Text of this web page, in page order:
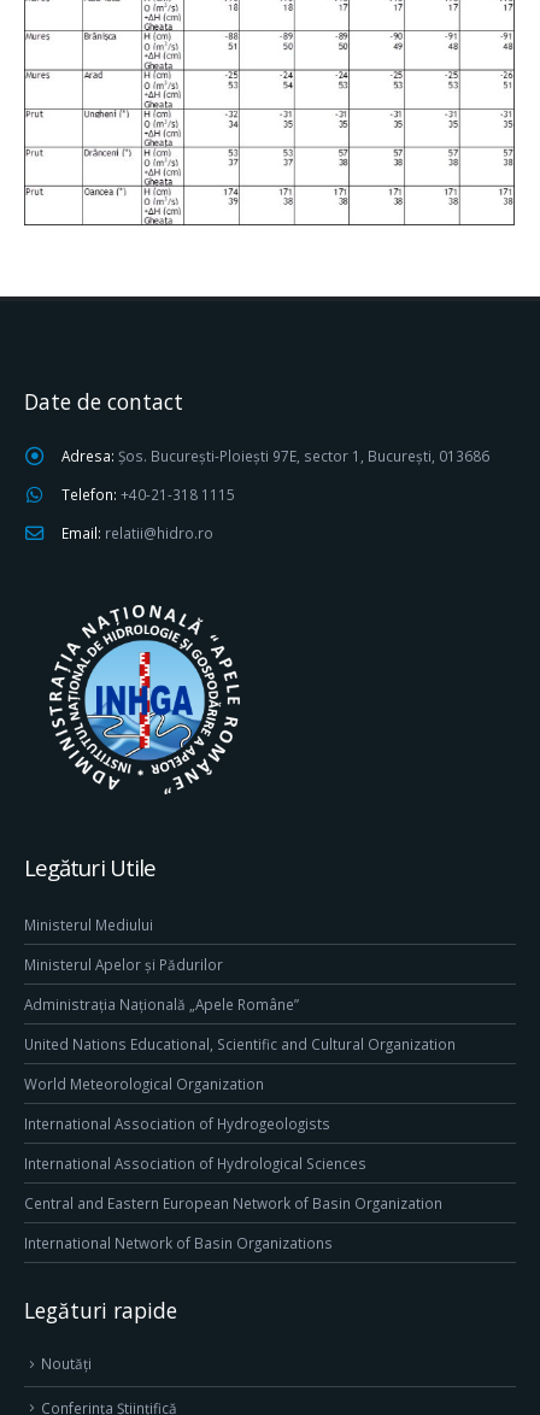
Date de contact
Adresa: Șos. București-Ploiești 97E, sector 1, București, 013686
Telefon: +40-21-318 1115
Email: relatii@hidro.ro
Legături Utile
Ministerul Mediului
Ministerul Apelor și Pădurilor
Administrația Națională „Apele Române”
United Nations Educational, Scientific and Cultural Organization
World Meteorological Organization
International Association of Hydrogeologists
International Association of Hydrological Sciences
Central and Eastern European Network of Basin Organization
International Network of Basin Organizations
Legături rapide
Noutăți
Conferința Științifică